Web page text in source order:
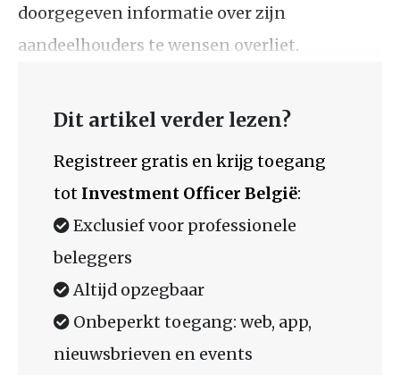
doorgegeven informatie over zijn
aandeelhouders te wensen overliet.
Dit artikel verder lezen?
Registreer gratis en krijg toegang
tot Investment Officer België:
Exclusief voor professionele
beleggers
Altijd opzegbaar
Onbeperkt toegang: web, app,
nieuwsbrieven en events